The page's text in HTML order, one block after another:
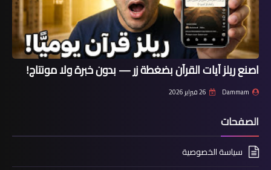
اصنع ريلز آيات القرآن بضغطة زر — بدون خبرة ولا مونتاج!
Dammam 26 فبراير 2026
الصفحات
سياسة الخصوصية